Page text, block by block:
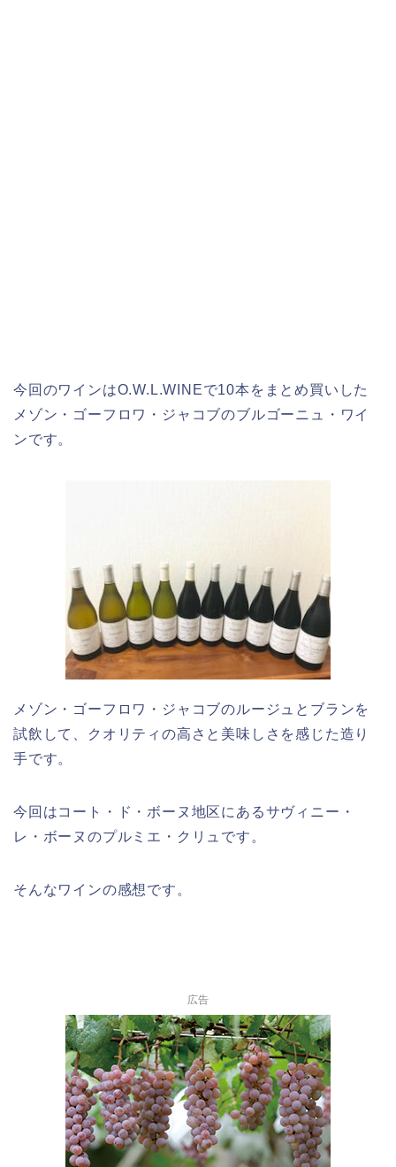
今回のワインはO.W.L.WINEで10本をまとめ買いした
メゾン・ゴーフロワ・ジャコブのブルゴーニュ・ワイ
ンです。
メゾン・ゴーフロワ・ジャコブのルージュとブランを
試飲して、クオリティの高さと美味しさを感じた造り
手です。
今回はコート・ド・ボーヌ地区にあるサヴィニー・
レ・ボーヌのプルミエ・クリュです。
そんなワインの感想です。
広告